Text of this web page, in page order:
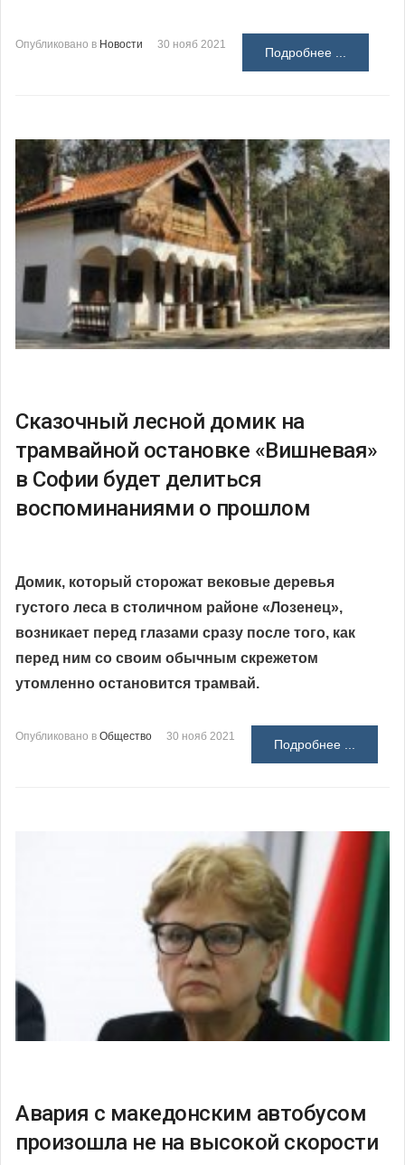
Опубликовано в Новости 30 нояб 2021
Подробнее ...
Сказочный лесной домик на
трамвайной остановке «Вишневая»
в Софии будет делиться
воспоминаниями о прошлом
Домик, который сторожат вековые деревья
густого леса в столичном районе «Лозенец»,
возникает перед глазами сразу после того, как
перед ним со своим обычным скрежетом
утомленно остановится трамвай.
Опубликовано в Общество 30 нояб 2021
Подробнее ...
Авария с македонским автобусом
произошла не на высокой скорости